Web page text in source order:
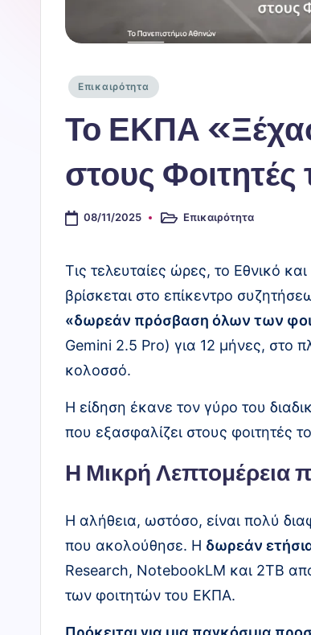
ρι
Αναρτήθηκε
Επικαιρότητα
Το ΕΚΠΑ
στους
08/11/2025
Αναρτήθηκε
Επικαιρότητα
Τις τελευταίες ώρες, το Εθνικό
βρίσκεται στο επίκεντρο
«δωρεάν πρόσβαση όλων των
Gemini 2.5 Pro) για 12 μήνες, στο
κολοσσό.
Η είδηση έκανε τον γύρο του
που εξασφαλίζει στους φοιτητές
Η Μικρή Λεπτομέρεια
Η αλήθεια, ωστόσο, είναι πολύ
που ακολούθησε. Η δωρεάν
Research, NotebookLM και 2TB
των φοιτητών του ΕΚΠΑ.